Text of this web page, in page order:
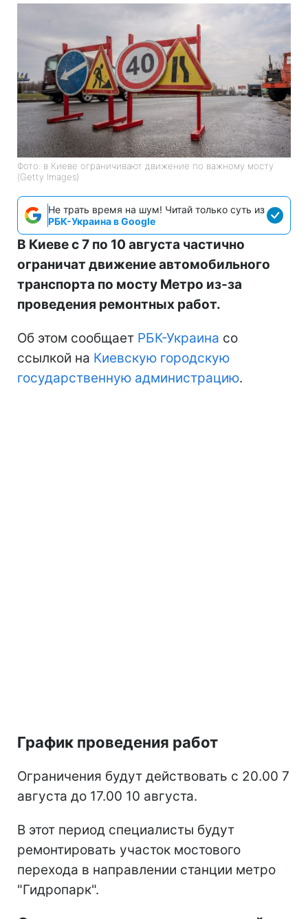
Фото: в Киеве ограничивают движение по важному мосту
(Getty Images)
Не трать время на шум! Читай только суть из
РБК-Украина в Google
В Киеве с 7 по 10 августа частично
ограничат движение автомобильного
транспорта по мосту Метро из-за
проведения ремонтных работ.
Об этом сообщает РБК-Украина со
ссылкой на Киевскую городскую
государственную администрацию.
График проведения работ
Ограничения будут действовать с 20.00 7
августа до 17.00 10 августа.
В этот период специалисты будут
ремонтировать участок мостового
перехода в направлении станции метро
"Гидропарк".